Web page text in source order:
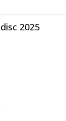
2025